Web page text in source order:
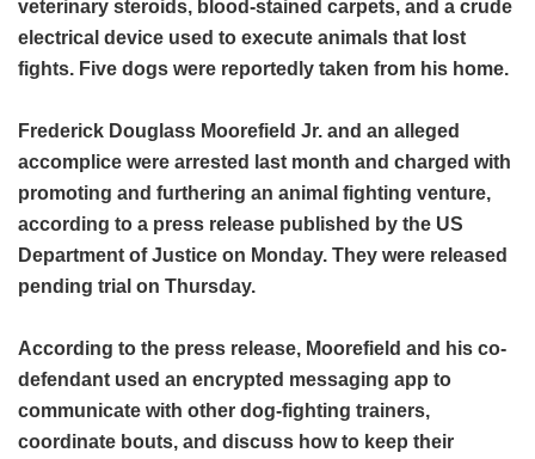
veterinary steroids, blood-stained carpets, and a crude
electrical device used to execute animals that lost
fights. Five dogs were reportedly taken from his home.
Frederick Douglass Moorefield Jr. and an alleged
accomplice were arrested last month and charged with
promoting and furthering an animal fighting venture,
according to a press release published by the US
Department of Justice on Monday. They were released
pending trial on Thursday.
According to the press release, Moorefield and his co-
defendant used an encrypted messaging app to
communicate with other dog-fighting trainers,
coordinate bouts, and discuss how to keep their